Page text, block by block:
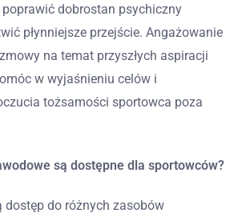
dobrostan psychiczny
płynniejsze przejście. Angażowanie
na temat przyszłych aspiracji
w wyjaśnieniu celów i
tożsamości sportowca poza
są dostępne dla sportowców?
dostęp do różnych zasobów